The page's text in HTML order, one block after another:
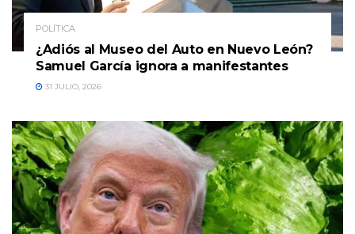
POLÍTICA
¿Adiós al Museo del Auto en Nuevo León?
Samuel García ignora a manifestantes
31 JULIO, 2026